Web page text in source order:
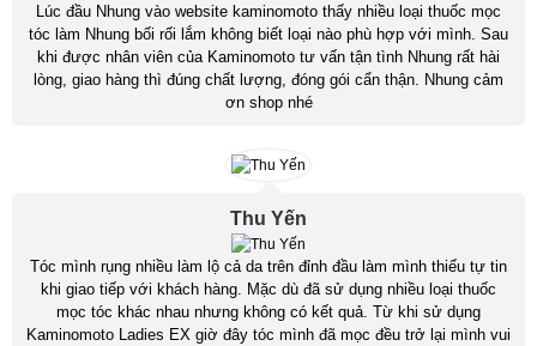
Lúc đầu Nhung vào website kaminomoto thấy nhiều loại thuốc mọc
tóc làm Nhung bối rối lắm không biết loại nào phù hợp với mình. Sau
khi được nhân viên của Kaminomoto tư vấn tận tình Nhung rất hài
lòng, giao hàng thì đúng chất lượng, đóng gói cẩn thận. Nhung cảm
ơn shop nhé
Thu Yến
Tóc mình rụng nhiều làm lộ cả da trên đỉnh đầu làm mình thiếu tự tin
khi giao tiếp với khách hàng. Mặc dù đã sử dụng nhiều loại thuốc
mọc tóc khác nhau nhưng không có kết quả. Từ khi sử dụng
Kaminomoto Ladies EX giờ đây tóc mình đã mọc đều trở lại mình vui